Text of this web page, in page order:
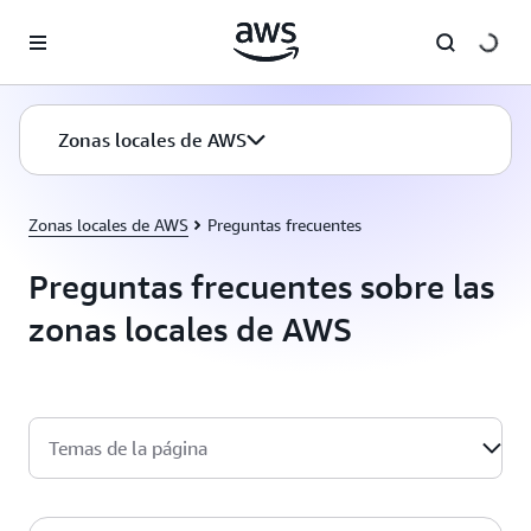
Zonas locales de AWS
Zonas locales de AWS Preguntas frecuentes
Preguntas frecuentes sobre las
zonas locales de AWS
Temas de la página